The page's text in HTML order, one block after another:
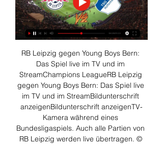
RB Leipzig gegen Young Boys Bern:
Das Spiel live im TV und im
StreamChampions LeagueRB Leipzig
gegen Young Boys Bern: Das Spiel live
im TV und im StreamBildunterschrift
anzeigenBildunterschrift anzeigenTV-
Kamera während eines
Bundesligaspiels. Auch alle Partien von
RB Leipzig werden live übertragen. ©